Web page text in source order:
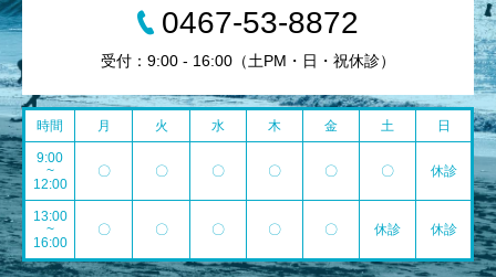
0467-53-8872
受付：9:00 - 16:00（土PM・日・祝休診）
時間 月 火 水 木 金 土 日
9:00
~
12:00
〇 〇 〇 〇 〇 〇 休診
13:00
~
16:00
〇 〇 〇 〇 〇 休診 休診